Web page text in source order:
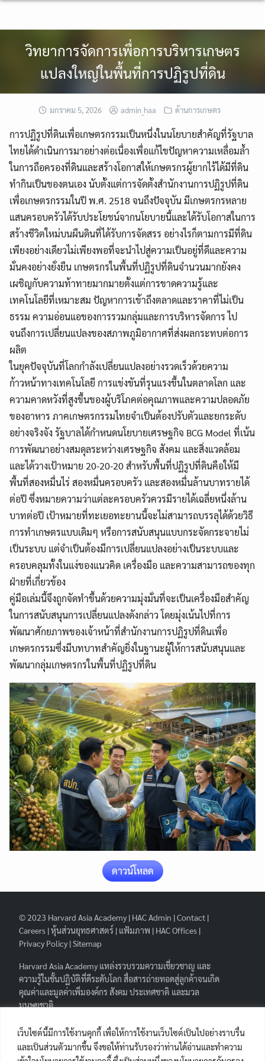
เว็บไซต์นี้มีการใช้งานคุกกี้ เพื่อให้การใช้งานเว็บไซต์เป็นไปอย่างราบรื่น
และเป็นส่วนตัวมากขึ้น จึงขอให้ท่านรับรองว่าท่านได้อ่านและทำความ
Search
for:
Search
วิทยาการจัดการเพื่อการบริหารเกษตร
แปลงใหญ่ในพื้นที่การปฏิรูปที่ดิน
มกราคม 5, 2026 admin_haa ด้านการเกษตร
การปฏิรูปที่ดินเพื่อเกษตรกรรมเป็นหนึ่งในนโยบายสำคัญที่รัฐบาล
ไทยได้ดำเนินการมาอย่างต่อเนื่องเพื่อแก้ไขปัญหาความเหลื่อมล้ำ
ในการถือครองที่ดินและสร้างโอกาสให้เกษตรกรผู้ยากไร้ได้มีที่ดิน
ทำกินเป็นของตนเอง นับตั้งแต่การจัดตั้งสำนักงานการปฏิรูปที่ดิน
เพื่อเกษตรกรรมในปี พ.ศ. 2518 จนถึงปัจจุบัน มีเกษตรกรหลาย
แสนครอบครัวได้รับประโยชน์จากนโยบายนี้และได้รับโอกาสในการ
สร้างชีวิตใหม่บนผืนดินที่ได้รับการจัดสรร อย่างไรก็ตามการมีที่ดิน
เพียงอย่างเดียวไม่เพียงพอที่จะนำไปสู่ความเป็นอยู่ที่ดีและความ
มั่นคงอย่างยั่งยืน เกษตรกรในพื้นที่ปฏิรูปที่ดินจำนวนมากยังคง
เผชิญกับความท้าทายมากมายตั้งแต่การขาดความรู้และ
เทคโนโลยีที่เหมาะสม ปัญหาการเข้าถึงตลาดและราคาที่ไม่เป็น
ธรรม ความอ่อนแอของการรวมกลุ่มและการบริหารจัดการ ไป
จนถึงการเปลี่ยนแปลงของสภาพภูมิอากาศที่ส่งผลกระทบต่อการ
ผลิต
ในยุคปัจจุบันที่โลกกำลังเปลี่ยนแปลงอย่างรวดเร็วด้วยความ
ก้าวหน้าทางเทคโนโลยี การแข่งขันที่รุนแรงขึ้นในตลาดโลก และ
ความคาดหวังที่สูงขึ้นของผู้บริโภคต่อคุณภาพและความปลอดภัย
ของอาหาร ภาคเกษตรกรรมไทยจำเป็นต้องปรับตัวและยกระดับ
อย่างจริงจัง รัฐบาลได้กำหนดนโยบายเศรษฐกิจ BCG Model ที่เน้น
การพัฒนาอย่างสมดุลระหว่างเศรษฐกิจ สังคม และสิ่งแวดล้อม
และได้วางเป้าหมาย 20-20-20 สำหรับพื้นที่ปฏิรูปที่ดินคือให้มี
พื้นที่สองหมื่นไร่ สองหมื่นครอบครัว และสองหมื่นล้านบาทรายได้
ต่อปี ซึ่งหมายความว่าแต่ละครอบครัวควรมีรายได้เฉลี่ยหนึ่งล้าน
บาทต่อปี เป้าหมายที่ทะเยอทะยานนี้จะไม่สามารถบรรลุได้ด้วยวิธี
การทำเกษตรแบบเดิมๆ หรือการสนับสนุนแบบกระจัดกระจายไม่
เป็นระบบ แต่จำเป็นต้องมีการเปลี่ยนแปลงอย่างเป็นระบบและ
ครอบคลุมทั้งในแง่ของแนวคิด เครื่องมือ และความสามารถของทุก
ฝ่ายที่เกี่ยวข้อง
คู่มือเล่มนี้จึงถูกจัดทำขึ้นด้วยความมุ่งมั่นที่จะเป็นเครื่องมือสำคัญ
ในการสนับสนุนการเปลี่ยนแปลงดังกล่าว โดยมุ่งเน้นไปที่การ
พัฒนาศักยภาพของเจ้าหน้าที่สำนักงานการปฏิรูปที่ดินเพื่อ
เกษตรกรรมซึ่งมีบทบาทสำคัญยิ่งในฐานะผู้ให้การสนับสนุนและ
พัฒนากลุ่มเกษตรกรในพื้นที่ปฏิรูปที่ดิน
ดาวน์โหลด
© 2023 Harvard Asia Academy | HAC Admin |Contact |
Careers |หุ้นส่วนยุทธศาสตร์ | แฟ้มภาพ | HAC Offices |
Privacy Policy | Sitemap
Harvard Asia Academy แหล่งรวบรวมความเชี่ยวชาญ และ
ความรู้ในชั้นปฏิบัติที่ดีระดับโลก สื่อสารถ่ายทอดสู่ลูกค้าจนเกิด
คุณค่าและมูลค่าเพิ่มองค์กร สังคม ประเทศชาติ และมวล
มนุษยชาติ.
FOLLOW HAA|